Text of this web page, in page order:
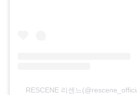
RESCENE 리센느